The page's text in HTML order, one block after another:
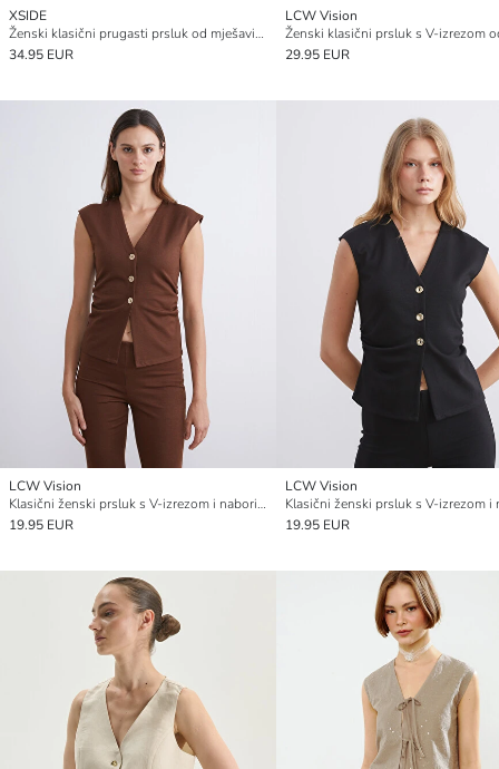
XSIDE
Ženski klasični prugasti prsluk od mješavine lana
34.95 EUR
LCW Vision
29.95 EUR
LCW Vision
Klasični ženski prsluk s V-izrezom i naborima
19.95 EUR
LCW Vision
19.95 EUR